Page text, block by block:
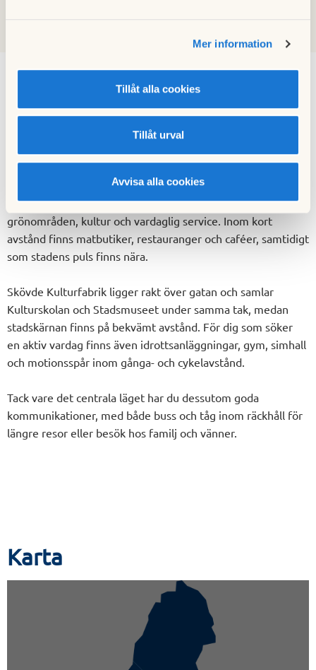
Mer information
Tillåt alla cookies
Tillåt urval
Avvisa alla cookies
Om området
Omgivning
Ett läge med valmöjligheter
Norrmalm är ett tryggt och etablerat område, nära både
grönområden, kultur och vardaglig service. Inom kort
avstånd finns matbutiker, restauranger och caféer, samtidigt
som stadens puls finns nära.
Skövde Kulturfabrik ligger rakt över gatan och samlar
Kulturskolan och Stadsmuseet under samma tak, medan
stadskärnan finns på bekvämt avstånd. För dig som söker
en aktiv vardag finns även idrottsanläggningar, gym, simhall
och motionsspår inom gånga- och cykelavstånd.
Tack vare det centrala läget har du dessutom goda
kommunikationer, med både buss och tåg inom räckhåll för
längre resor eller besök hos familj och vänner.
Karta